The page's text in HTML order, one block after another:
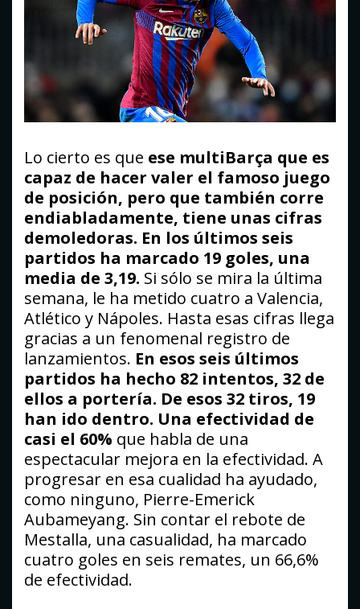
Lo cierto es que ese multiBarça que es
capaz de hacer valer el famoso juego
de posición, pero que también corre
endiabladamente, tiene unas cifras
demoledoras. En los últimos seis
partidos ha marcado 19 goles, una
media de 3,19. Si sólo se mira la última
semana, le ha metido cuatro a Valencia,
Atlético y Nápoles. Hasta esas cifras llega
gracias a un fenomenal registro de
lanzamientos. En esos seis últimos
partidos ha hecho 82 intentos, 32 de
ellos a portería. De esos 32 tiros, 19
han ido dentro. Una efectividad de
casi el 60% que habla de una
espectacular mejora en la efectividad. A
progresar en esa cualidad ha ayudado,
como ninguno, Pierre-Emerick
Aubameyang. Sin contar el rebote de
Mestalla, una casualidad, ha marcado
cuatro goles en seis remates, un 66,6%
de efectividad.